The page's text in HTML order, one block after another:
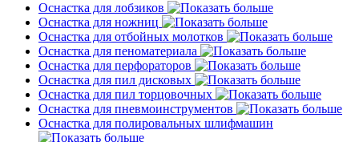
Оснастка для лобзиков
Оснастка для ножниц
Оснастка для отбойных молотков
Оснастка для пеноматериала
Оснастка для перфораторов
Оснастка для пил дисковых
Оснастка для пил торцовочных
Оснастка для пневмоинструментов
Оснастка для полировальных шлифмашин